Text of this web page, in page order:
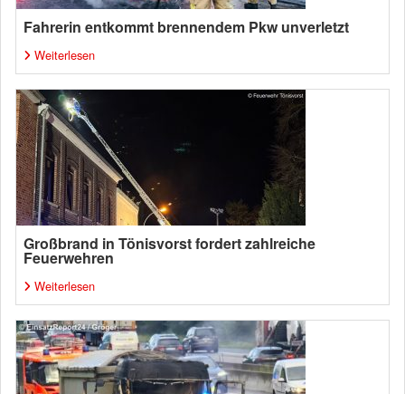
Fahrerin entkommt brennendem Pkw unverletzt
Weiterlesen
Großbrand in Tönisvorst fordert zahlreiche
Feuerwehren
Weiterlesen